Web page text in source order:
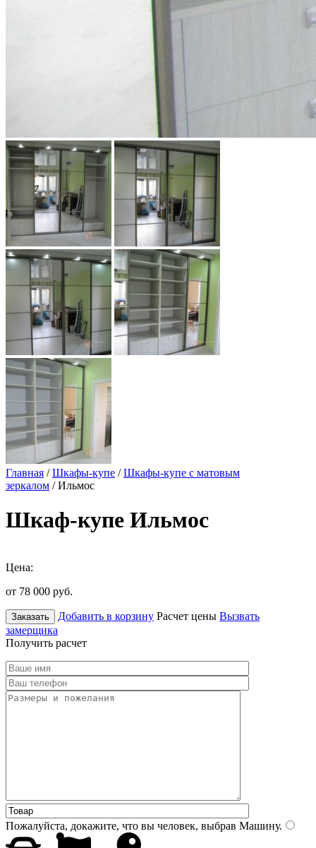
Главная /Шкафы-купе /Шкафы-купе с матовым
зеркалом / Ильмос
Шкаф-купе Ильмос
Цена:
от 78 000 руб.
Заказать Добавить в корзину Расчет цены Вызвать
замерщика
Получить расчет
Пожалуйста, докажите, что вы человек, выбрав Машину.